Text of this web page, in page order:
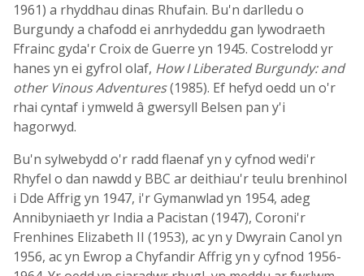
1961) a rhyddhau dinas Rhufain. Bu'n darlledu o
Burgundy a chafodd ei anrhydeddu gan lywodraeth
Ffrainc gyda'r Croix de Guerre yn 1945. Costrelodd yr
hanes yn ei gyfrol olaf, How I Liberated Burgundy: and
other Vinous Adventures(1985). Ef hefyd oedd un o'r
rhai cyntaf i ymweld â gwersyll Belsen pan y'i
hagorwyd.
Bu'n sylwebydd o'r radd flaenaf yn y cyfnod wedi'r
Rhyfel o dan nawdd y BBC ar deithiau'r teulu brenhinol
i Dde Affrig yn 1947, i'r Gymanwlad yn 1954, adeg
Annibyniaeth yr India a Pacistan (1947), Coroni'r
Frenhines Elizabeth II (1953), ac yn y Dwyrain Canol yn
1956, ac yn Ewrop a Chyfandir Affrig yn y cyfnod 1956-